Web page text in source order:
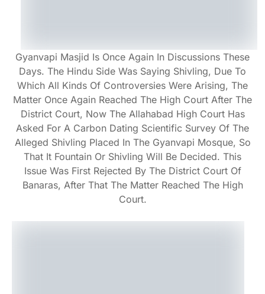
Gyanvapi Masjid Is Once Again In Discussions These
Days. The Hindu Side Was Saying Shivling, Due To
Which All Kinds Of Controversies Were Arising, The
Matter Once Again Reached The High Court After The
District Court, Now The Allahabad High Court Has
Asked For A Carbon Dating Scientific Survey Of The
Alleged Shivling Placed In The Gyanvapi Mosque, So
That It Fountain Or Shivling Will Be Decided. This
Issue Was First Rejected By The District Court Of
Banaras, After That The Matter Reached The High
Court.